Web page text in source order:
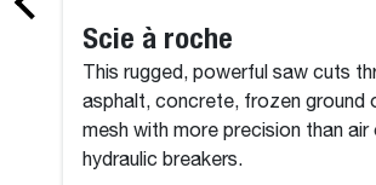
Scie à roche
This rugged, powerful saw cuts
asphalt, concrete, frozen ground
mesh with more precision than air
hydraulic breakers.